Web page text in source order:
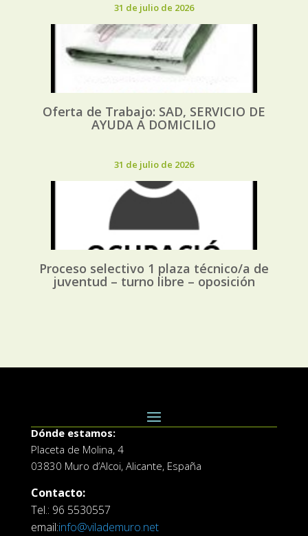
31 de julio de 2026
Oferta de Trabajo: SAD, SERVICIO DE
AYUDA A DOMICILIO
31 de julio de 2026
Proceso selectivo 1 plaza técnico/a de
juventud – turno libre – oposición
Dónde estamos:
Placeta de Molina, 4
03830 Muro d’Alcoi, Alicante, España
Contacto:
Tel.: 96 5530557
email:info@vilademuro.net